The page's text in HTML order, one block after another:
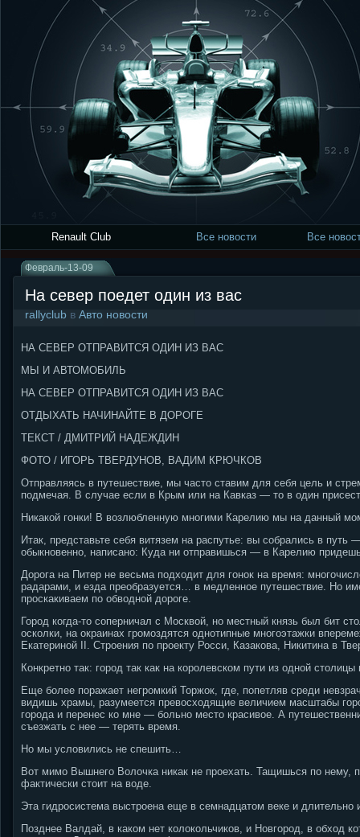
Renault Club Все новости Все
Февраль-13-09
На север поедет один из вас
rallyclub в Авто новости
НА СЕВЕР ОТПРАВИТСЯ ОДИН ИЗ ВАС
МЫ И АВТОМОБИЛЬ
НА СЕВЕР ОТПРАВИТСЯ ОДИН ИЗ ВАС
ОТДЫХАТЬ НАЧИНАЙТЕ В ДОРОГЕ
ТЕКСТ / ДМИТРИЙ НАДЕЖДИН
ФОТО / ИГОРЬ ТВЕРДУНОВ, ВАДИМ КРЮЧКОВ
Отправляясь в путешествие, мы часто ставим для себя цель и
подмечая. В случае если в Крым или на Кавказ — то в один
Никакой гонки! В возлюбленную многими Карелию мы на данный
Итак, представьте себя витязем на распутье: вы собрались в
обыкновенно, написано: Куда ни отправишься — в Карелию
Дорога на Питер не весьма подходит для гонок на время:
радарами, и езда преобразуется… в медленное путешествие. Но
проскакиваем по обводной дороге.
Город когда-то соперничал с Москвой, но местный князь был бит
осколки, на окраинах громоздятся однотипные многоэтажки
Екатериной II. Строения по проекту Росси, Казакова, Никитина в
Конкретно так: город так как на королевском пути из одной
Еще более поражает негромкий Торжок, где, попетляв среди
видишь храмы, разумеется превосходящие величием масштабы
города и перенес ко мне — больно место красивое. А
съезжать с нее — терять время.
Но мы условились не спешить…
Вот мимо Вышнего Волочка никак не проехать. Тащишься по нему,
фактически стоит на воде.
Эта гидросистема выстроена еще в семнадцатом веке и длительно
Позднее Валдай, в каком нет колокольчиков, и Новгород, в обход